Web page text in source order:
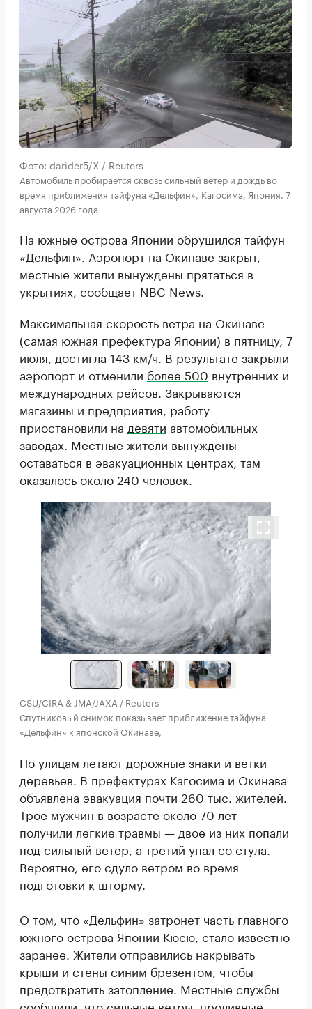
Фото: darider5/X / Reuters
Автомобиль пробирается сквозь сильный ветер и дождь во
время приближения тайфуна «Дельфин», Кагосима, Япония. 7
августа 2026 года
На южные острова Японии обрушился тайфун
«Дельфин». Аэропорт на Окинаве закрыт,
местные жители вынуждены прятаться в
укрытиях, сообщает NBC News.
Максимальная скорость ветра на Окинаве
(самая южная префектура Японии) в пятницу, 7
июля, достигла 143 км/ч. В результате закрыли
аэропорт и отменили более 500 внутренних и
международных рейсов. Закрываются
магазины и предприятия, работу
приостановили на девяти автомобильных
заводах. Местные жители вынуждены
оставаться в эвакуационных центрах, там
оказалось около 240 человек.
CSU/CIRA & JMA/JAXA / Reuters
Спутниковый снимок показывает приближение тайфуна
«Дельфин» к японской Окинаве,
По улицам летают дорожные знаки и ветки
деревьев. В префектурах Кагосима и Окинава
объявлена эвакуация почти 260 тыс. жителей.
Трое мужчин в возрасте около 70 лет
получили легкие травмы — двое из них попали
под сильный ветер, а третий упал со стула.
Вероятно, его сдуло ветром во время
подготовки к шторму.
О том, что «Дельфин» затронет часть главного
южного острова Японии Кюсю, стало известно
заранее. Жители отправились накрывать
крыши и стены синим брезентом, чтобы
предотвратить затопление. Местные службы